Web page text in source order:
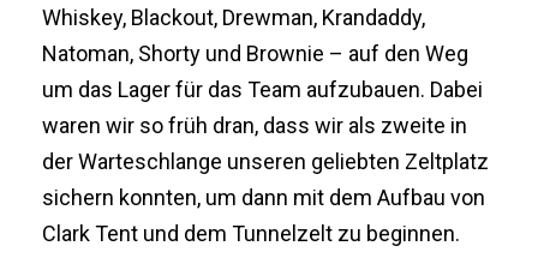
Whiskey, Blackout, Drewman, Krandaddy,
Natoman, Shorty und Brownie – auf den Weg
um das Lager für das Team aufzubauen. Dabei
waren wir so früh dran, dass wir als zweite in
der Warteschlange unseren geliebten Zeltplatz
sichern konnten, um dann mit dem Aufbau von
Clark Tent und dem Tunnelzelt zu beginnen.